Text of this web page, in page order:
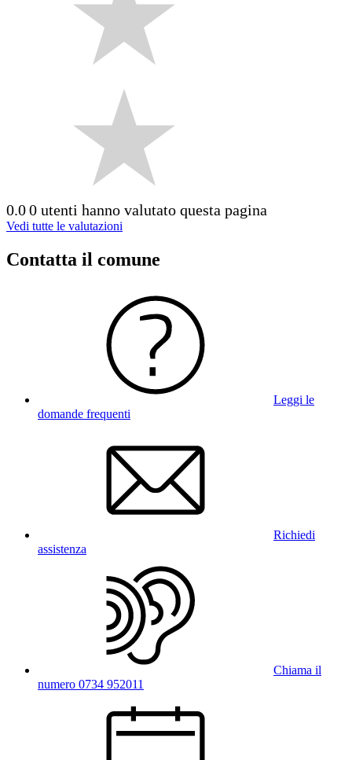
0.00 utenti hanno valutato questa pagina
Vedi tutte le valutazioni
Contatta il comune
Leggi le
domande frequenti
Richiedi
assistenza
Chiama il
numero 0734 952011